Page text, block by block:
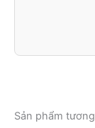
Sản phẩm